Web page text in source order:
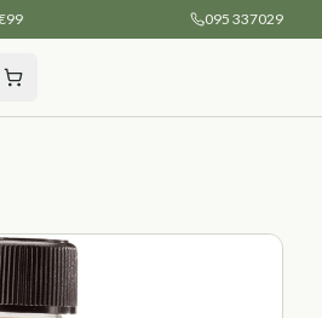
095 337029